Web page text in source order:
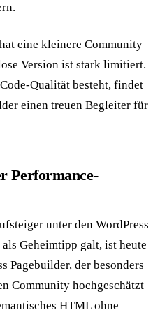
eine kleinere Community
Version ist stark limitiert.
Qualität besteht, findet
einen treuen Begleiter für
Performance-
unter den WordPress
Geheimtipp galt, ist heute
Pagebuilder, der besonders
Community hochgeschätzt
HTML ohne